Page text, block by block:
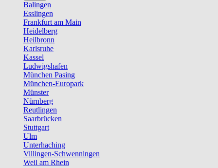
Balingen
Esslingen
Frankfurt am Main
Heidelberg
Heilbronn
Karlsruhe
Kassel
Ludwigshafen
München Pasing
München-Europark
Münster
Nürnberg
Reutlingen
Saarbrücken
Stuttgart
Ulm
Unterhaching
Villingen-Schwenningen
Weil am Rhein